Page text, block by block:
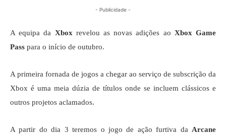
- Publicidade -
A equipa da Xbox revelou as novas adições ao Xbox Game
Pass para o início de outubro.
A primeira fornada de jogos a chegar ao serviço de subscrição da
Xbox é uma meia dúzia de títulos onde se incluem clássicos e
outros projetos aclamados.
A partir do dia 3 teremos o jogo de ação furtiva da Arcane